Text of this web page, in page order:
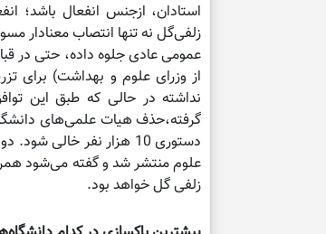
استادان، ازجنس انفعال باشد؛
زلفی‌گل نه تنها انتصاب معنادار
عمومی عادی جلوه داده، حتی در
نداشته در حالی که طبق این
گرفته،حذف هیات علمی‌های
دستوری 10 هزار نفر
علوم منتشر شد و گفته می‌شود
زلفی گل خواهد بود.